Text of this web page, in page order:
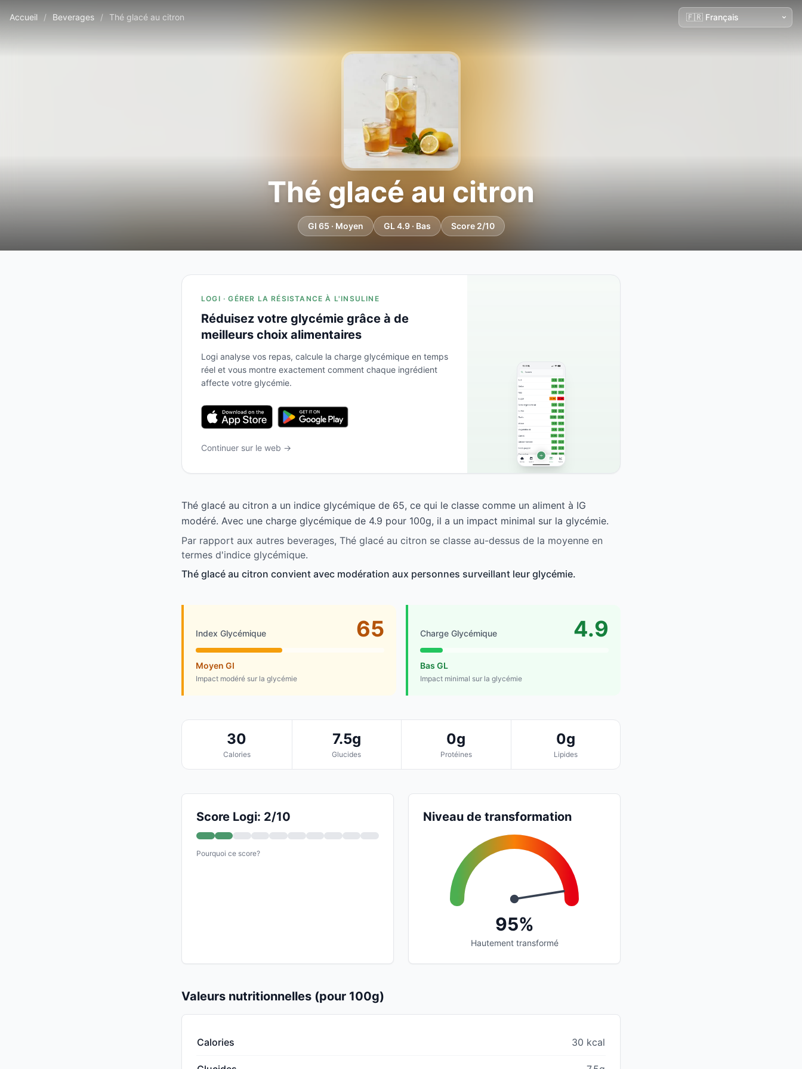
Accueil / Beverages / Thé glacé au citron
Thé glacé au citron
GI 65 · Moyen GL 4.9 · Bas Score 2/10
LOGI · GÉRER LA RÉSISTANCE À L'INSULINE
Réduisez votre glycémie grâce à de
meilleurs choix alimentaires
Logi analyse vos repas, calcule la charge glycémique en temps
réel et vous montre exactement comment chaque ingrédient
affecte votre glycémie.
Continuer sur le web →
Thé glacé au citron a un indice glycémique de 65, ce qui le classe comme un aliment à IG
modéré. Avec une charge glycémique de 4.9 pour 100g, il a un impact minimal sur la glycémie.
Par rapport aux autres beverages, Thé glacé au citron se classe au-dessus de la moyenne en
termes d'indice glycémique.
Thé glacé au citron convient avec modération aux personnes surveillant leur glycémie.
Index Glycémique 65
Moyen GI
Impact modéré sur la glycémie
Charge Glycémique 4.9
Bas GL
Impact minimal sur la glycémie
30
Calories
7.5g
Glucides
0g
Protéines
0g
Lipides
Score Logi: 2/10
Pourquoi ce score?
Niveau de transformation
95%
Hautement transformé
Valeurs nutritionnelles (pour 100g)
Calories 30 kcal